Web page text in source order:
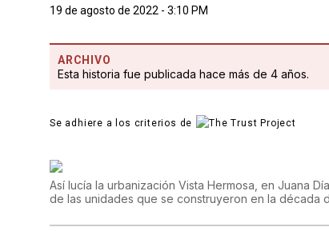
19 de agosto de 2022 - 3:10 PM
ARCHIVO
Esta historia fue publicada hace más de 4 años.
Se adhiere a los criterios de
Así lucía la urbanización Vista Hermosa, en Juana
de las unidades que se construyeron en la década